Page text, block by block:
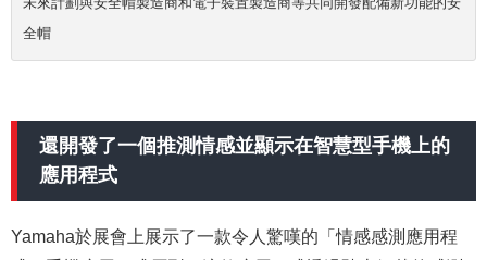
未來計劃與安全帽製造商和電子裝置製造商等共同開發配備新功能的安
全帽
還開發了一個推測情感並顯示在智慧型手機上的
應用程式
Yamaha於展會上展示了一款令人驚嘆的「情感感測應用程